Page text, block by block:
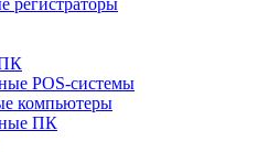
регистраторы
POS-системы
компьютеры
ПК